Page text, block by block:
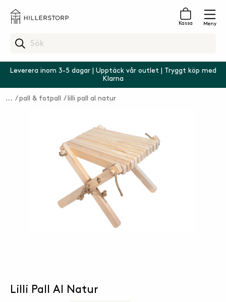
Kassa Meny
Leverera inom 3-5 dagar | Upptäck vår outlet | Tryggt köp med
Klarna
pall & fotpall lilli pall al natur
Lilli Pall Al Natur